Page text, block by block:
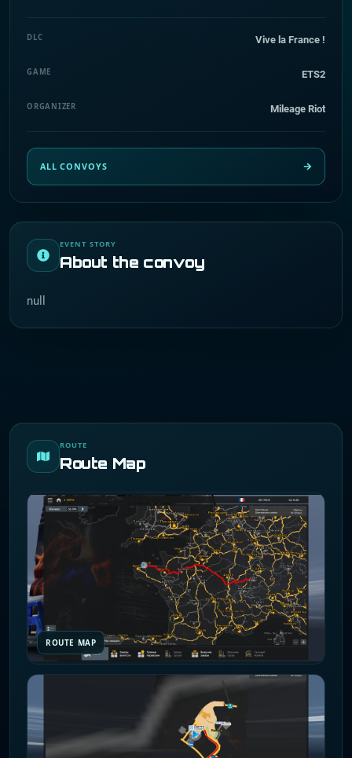
EVENT STORY
About the convoy
null
ROUTE
Route Map
ROUTE MAP
DLC Vive la France !
GAME ETS2
ORGANIZER Mileage Riot
ALL CONVOYS